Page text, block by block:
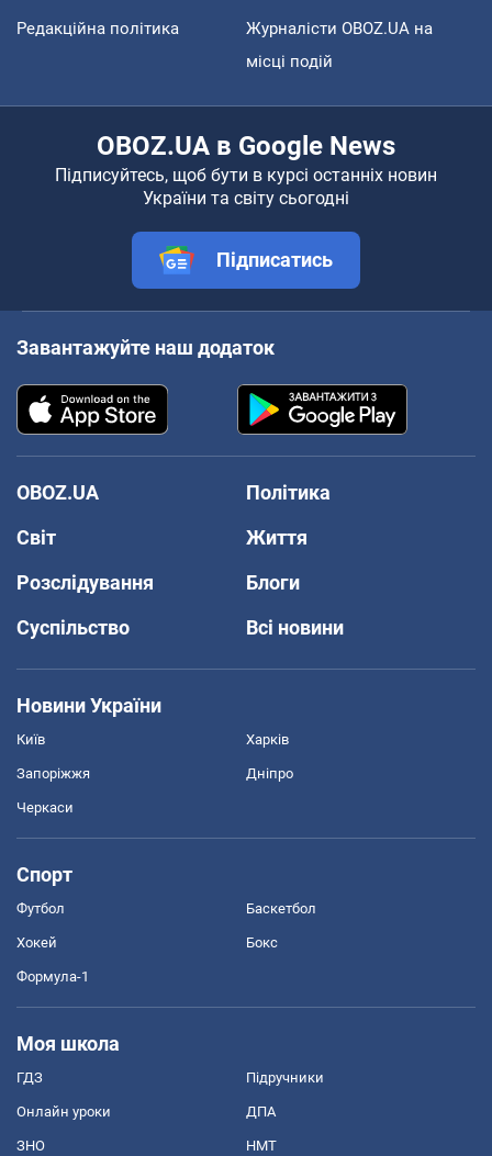
Редакційна політика
Журналісти OBOZ.UA на
місці подій
OBOZ.UA в Google News
Підписуйтесь, щоб бути в курсі останніх новин
України та світу сьогодні
Підписатись
Завантажуйте наш додаток
OBOZ.UA
Політика
Світ
Життя
Розслідування
Блоги
Суспільство
Всі новини
Новини України
Київ Харків
Запоріжжя Дніпро
Черкаси
Спорт
Футбол Баскетбол
Хокей Бокс
Формула-1
Моя школа
ГДЗ Підручники
Онлайн уроки ДПА
ЗНО НМТ